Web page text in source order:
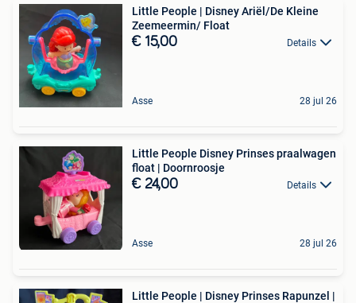
Little People | Disney Ariël/De Kleine
Zeemeermin/ Float
€ 15,00 Details
Asse 28 jul 26
Little People Disney Prinses praalwagen
float | Doornroosje
€ 24,00 Details
Asse 28 jul 26
Little People | Disney Prinses Rapunzel |